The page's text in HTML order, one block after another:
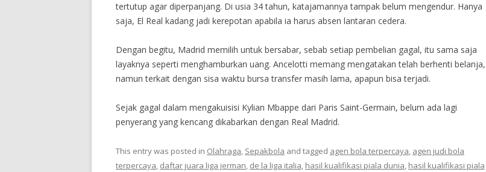
tertutup agar diperpanjang. Di usia 34 tahun, katajamannya tampak belum mengendur. Hanya
saja, El Real kadang jadi kerepotan apabila ia harus absen lantaran cedera.
Dengan begitu, Madrid memilih untuk bersabar, sebab setiap pembelian gagal, itu sama saja
layaknya seperti menghamburkan uang. Ancelotti memang mengatakan telah berhenti belanja,
namun terkait dengan sisa waktu bursa transfer masih lama, apapun bisa terjadi.
Sejak gagal dalam mengakuisisi Kylian Mbappe dari Paris Saint-Germain, belum ada lagi
penyerang yang kencang dikabarkan dengan Real Madrid.
This entry was posted in Olahraga, Sepakbola and tagged agen bola terpercaya, agen judi bola
terpercaya, daftar juara liga jerman, de la liga italia, hasil kualifikasi piala dunia, hasil kualifikasi piala